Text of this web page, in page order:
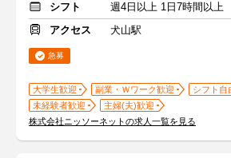
シフト
週4日以上 1日7時間以上
アクセス
犬山駅
急募
大学生歓迎 副業・Ｗワーク歓迎
シフト自
未経験者歓迎
主婦(夫)歓迎
株式会社ニッソーネットの求人一覧を見る